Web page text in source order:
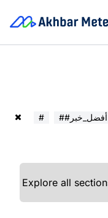
# ##أفضل_خبر